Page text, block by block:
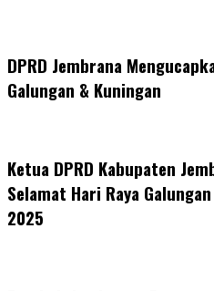
DPRD Jembrana
Galungan & Kuningan
Ketua DPRD Kabupaten
Selamat Hari Raya
2025